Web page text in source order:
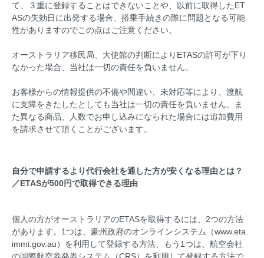
て、３重に登録することはできないことや、以前に取得したET
ASの失効日に出発する場合、搭乗手続きの際に問題となる可能
性がありますのでこの点はご注意ください。
オーストラリア移民局、大使館の判断によりETASの許可が下り
なかった場合、当社は一切の責任を負いません。
お客様からの情報提供の不備や間違い、未対応等により、渡航
に支障をきたしたとしても当社は一切の責任を負いません。ま
た異なる商品、人数でお申し込みになられた場合には追加費用
を請求させて頂くことがございます。
自分で申請するより代行会社を通した方が安くなる理由とは？
／ETASが500円で取得できる理由
個人の方がオーストラリアのETASを取得するには、2つの方法
があります。1つは、豪州政府のオンラインシステム（www.eta.
immi.gov.au）を利用して登録する方法、もう1つは、航空会社
の国際航空券発券システム（CRS）を利用して登録する方法で